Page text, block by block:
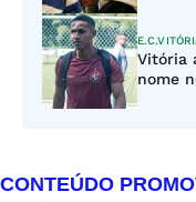
Vitória
nome